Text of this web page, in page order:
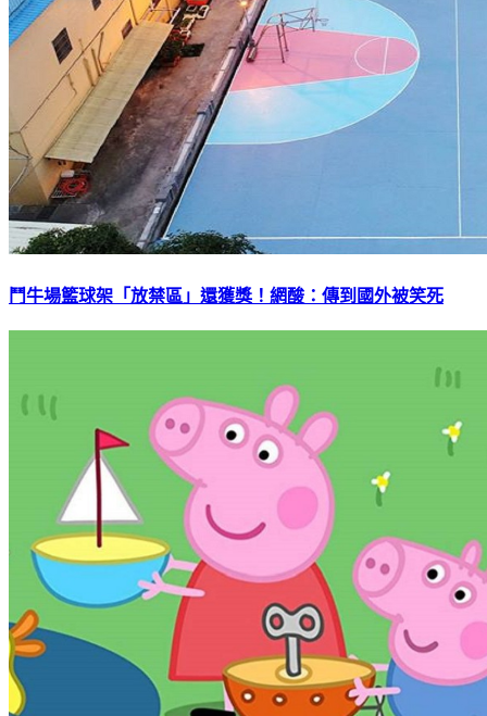
鬥牛場籃球架「放禁區」還獲獎！網酸：傳到國外被笑死